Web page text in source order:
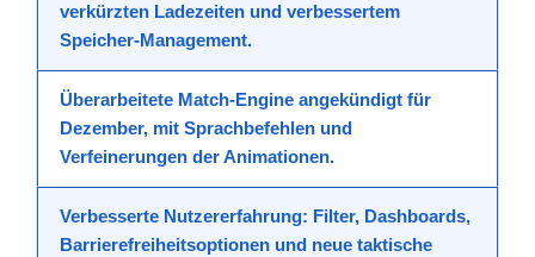
verkürzten Ladezeiten und verbessertem
Speicher-Management.
Überarbeitete Match-Engine angekündigt für
Dezember, mit Sprachbefehlen und
Verfeinerungen der Animationen.
Verbesserte Nutzererfahrung: Filter, Dashboards,
Barrierefreiheitsoptionen und neue taktische